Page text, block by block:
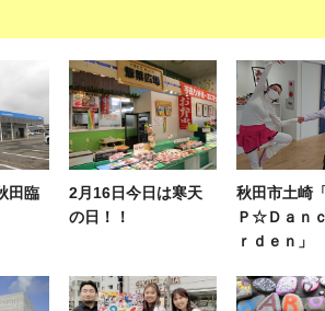
田臨
2月16日今日は寒天
の日！！
秋田市土崎
Ｐ☆Ｄａｎ
ｒｄｅｎ」